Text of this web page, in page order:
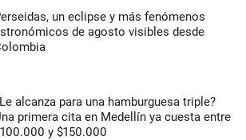
un eclipse y más fenómenos
de agosto visibles desde
alcanza para una hamburguesa triple?
primera cita en Medellín ya cuesta entre
y $150.000